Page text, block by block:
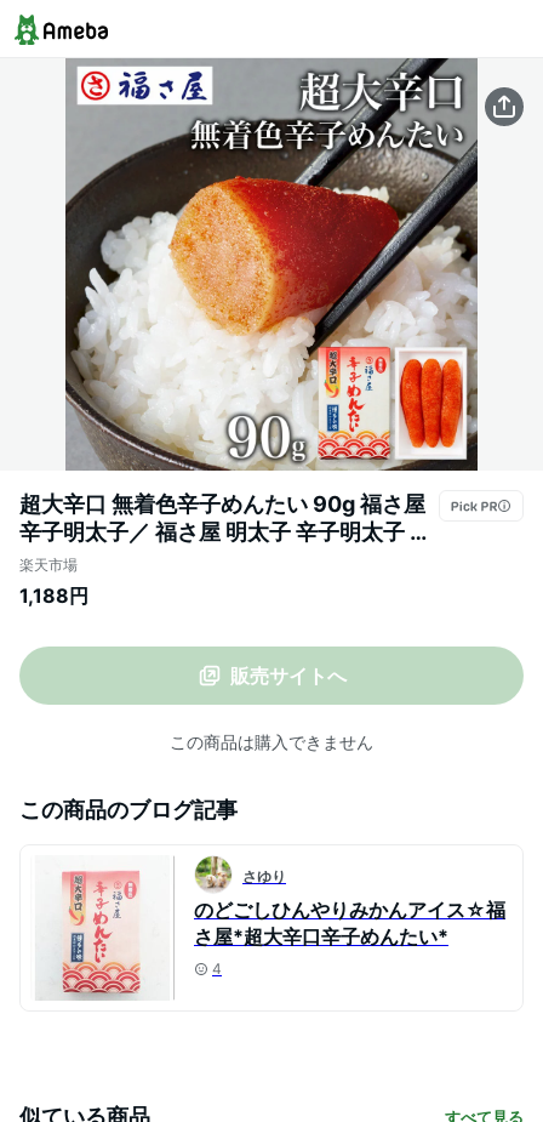
超大辛口 無着色辛子めんたい 90g 福さ屋
辛子明太子／ 福さ屋 明太子 辛子明太子 お
つまみ 晩酌 福岡 博多 土産 ギフト 贈り物
父の日 お中元 御中元 お歳暮 敬老の日【公
楽天市場
1,188円
販売サイトへ
この商品は購入できません
この商品のブログ記事
さゆり
のどごしひんやりみかんアイス☆福
さ屋*超大辛口辛子めんたい*
4
似ている商品 すべて見る